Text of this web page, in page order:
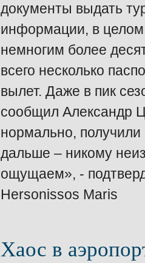
документы выдать
информации, в целом
немногим более
всего несколько
вылет. Даже в пик
сообщил Александр
нормально, получили
дальше – никому
ощущаем», -
Hersonissos Maris
Хаос в